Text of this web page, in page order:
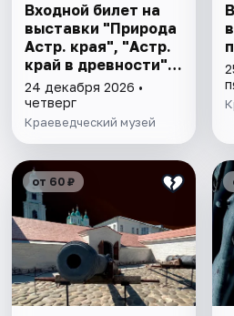
Входной билет на
выставки "Природа
Астр. края", "Астр.
край в древности",
"Заселение Астр.
края"
24 декабря 2026 •
четверг
Краеведческий музей
от 60 ₽